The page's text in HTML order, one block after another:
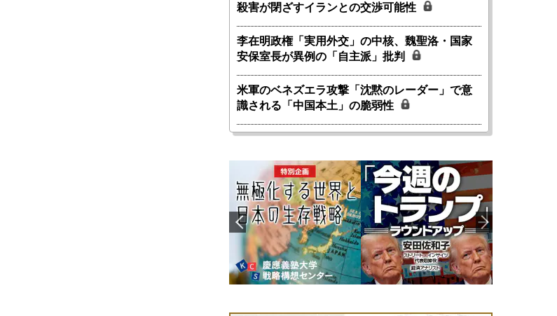
殺害が閉ざすイランとの交渉可能性
李在明政権「実用外交」の中核、魏聖洛・国家
安保室長が異例の「自主派」批判
米軍のベネズエラ攻撃「沈黙のレーダー」で意
識される「中国本土」の脆弱性